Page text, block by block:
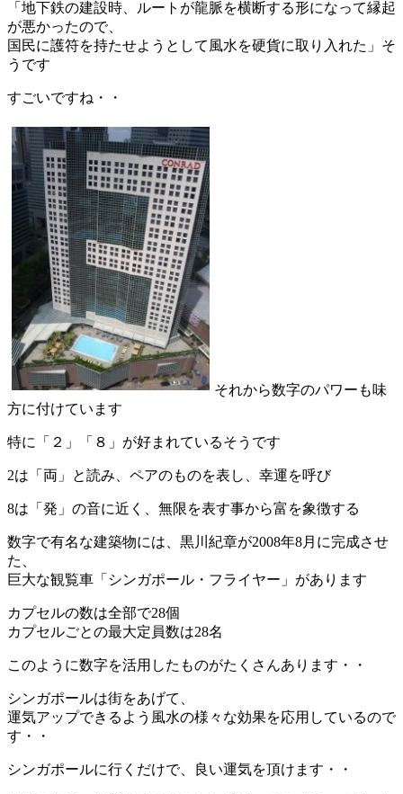
「地下鉄の建設時、ルートが龍脈を横断する形になって縁起
が悪かったので、
国民に護符を持たせようとして風水を硬貨に取り入れた」そ
うです
すごいですね・・
それから数字のパワーも味
方に付けています
特に「２」「８」が好まれているそうです
2は「両」と読み、ペアのものを表し、幸運を呼び
8は「発」の音に近く、無限を表す事から富を象徴する
数字で有名な建築物には、黒川紀章が2008年8月に完成させ
た、
巨大な観覧車「シンガポール・フライヤー」があります
カプセルの数は全部で28個
カプセルごとの最大定員数は28名
このように数字を活用したものがたくさんあります・・
シンガポールは街をあげて、
運気アップできるよう風水の様々な効果を応用しているので
す・・
シンガポールに行くだけで、良い運気を頂けます・・